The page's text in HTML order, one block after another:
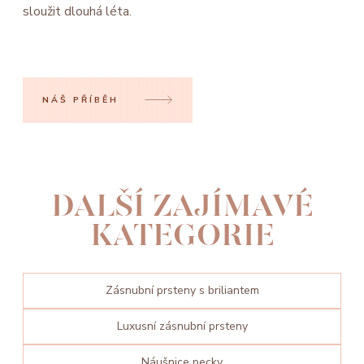
sloužit dlouhá léta.
NÁŠ PŘÍBĚH
DALŠÍ ZAJÍMAVÉ
KATEGORIE
Zásnubní prsteny s briliantem
Luxusní zásnubní prsteny